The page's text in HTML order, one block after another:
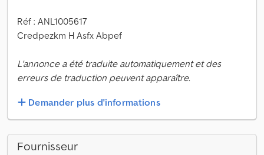
Réf : ANL1005617
Credpezkm H Asfx Abpef
L'annonce a été traduite automatiquement et des
erreurs de traduction peuvent apparaître.
Demander plus d'informations
Fournisseur